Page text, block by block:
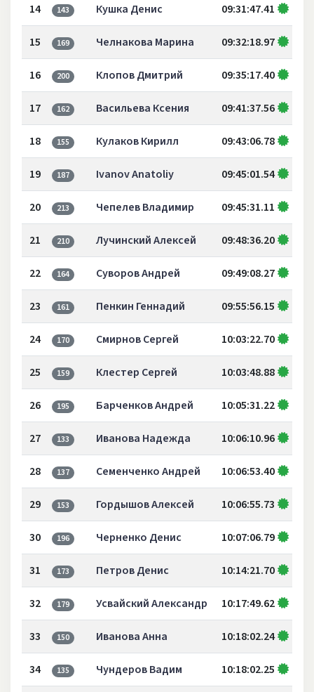
14 143 Кушка Денис 09:31:47.41
15 169 Челнакова Марина 09:32:18.97
16 200 Клопов Дмитрий 09:35:17.40
17 162 Васильева Ксения 09:41:37.56
18 155 Кулаков Кирилл 09:43:06.78
19 187 Ivanov Anatoliy 09:45:01.54
20 213 Чепелев Владимир 09:45:31.11
21 210 Лучинский Алексей 09:48:36.20
22 164 Суворов Андрей 09:49:08.27
23 161 Пенкин Геннадий 09:55:56.15
24 170 Смирнов Сергей 10:03:22.70
25 159 Клестер Сергей 10:03:48.88
26 195 Барченков Андрей 10:05:31.22
27 133 Иванова Надежда 10:06:10.96
28 137 Семенченко Андрей 10:06:53.40
29 153 Гордышов Алексей 10:06:55.73
30 196 Черненко Денис 10:07:06.79
31 173 Петров Денис 10:14:21.70
32 179 Усвайский Александр 10:17:49.62
33 150 Иванова Анна 10:18:02.24
34 135 Чундеров Вадим 10:18:02.25